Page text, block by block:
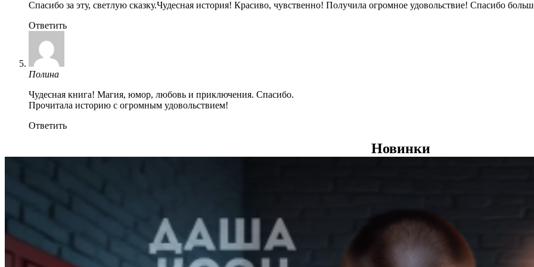
Спасибо за эту, светлую сказку.Чудесная история! Красиво, чувственно! Получила огромное удовольствие! Спасибо
Ответить
Полина
Чудесная книга! Магия, юмор, любовь и приключения. Спасибо.
Прочитала историю с огромным удовольствием!
Ответить
Новинки